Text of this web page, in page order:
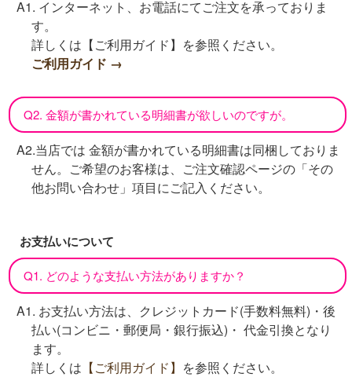
A1. インターネット、お電話にてご注文を承っておりま
す。
詳しくは【ご利用ガイド】を参照ください。
ご利用ガイド →
Q2. 金額が書かれている明細書が欲しいのですが。
A2.当店では 金額が書かれている明細書は同梱しておりま
せん。ご希望のお客様は、ご注文確認ページの「その
他お問い合わせ」項目にご記入ください。
お支払いについて
Q1. どのような支払い方法がありますか？
A1. お支払い方法は、クレジットカード(手数料無料)・後
払い(コンビニ・郵便局・銀行振込)・ 代金引換となり
ます。
詳しくは 【ご利用ガイド】 を参照ください。